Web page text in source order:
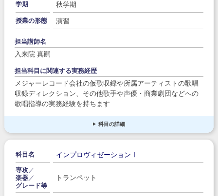
学期 秋学期
授業の形態 演習
担当講師名
入来院 真嗣
担当科目に関連する実務経歴
メジャーレコード会社の仮歌収録や所属アーティストの歌唱
収録ディレクション、その他歌手や声優・商業劇団などへの
歌唱指導の実務経験を持ちます
科目の詳細
科目名 インプロヴィゼーションⅠ
専攻／
楽器／
グレード等
トランペット